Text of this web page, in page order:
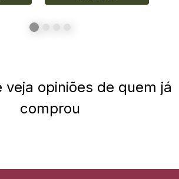
veja opiniões de quem já
comprou